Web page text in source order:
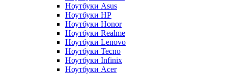
Ноутбуки Asus
Ноутбуки HP
Ноутбуки Honor
Ноутбуки Realme
Ноутбуки Lenovo
Ноутбуки Tecno
Ноутбуки Infinix
Ноутбуки Acer